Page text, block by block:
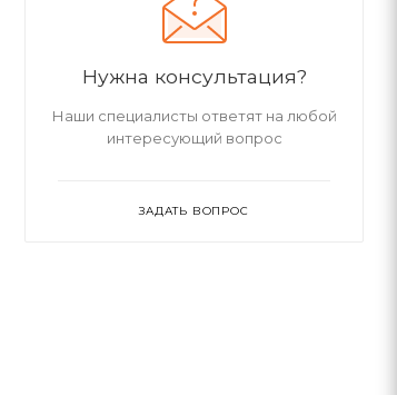
Нужна консультация?
Наши специалисты ответят на любой
интересующий вопрос
ЗАДАТЬ ВОПРОС